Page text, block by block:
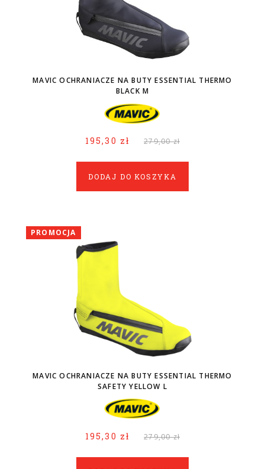
MAVIC OCHRANIACZE NA BUTY ESSENTIAL THERMO
BLACK M
195,30 zł 279,00 zł
DODAJ DO KOSZYKA
MAVIC OCHRANIACZE NA BUTY ESSENTIAL THERMO
SAFETY YELLOW L
195,30 zł 279,00 zł
PROMOCJA